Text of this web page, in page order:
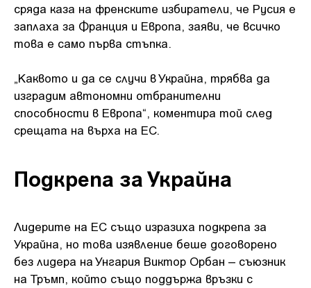
сряда каза на френските избиратели, че Русия е
заплаха за Франция и Европа, заяви, че всичко
това е само първа стъпка.
„Каквото и да се случи в Украйна, трябва да
изградим автономни отбранителни
способности в Европа“, коментира той след
срещата на върха на ЕС.
Подкрепа за Украйна
Лидерите на ЕС също изразиха подкрепа за
Украйна, но това изявление беше договорено
без лидера на Унгария Виктор Орбан – съюзник
на Тръмп, който също поддържа връзки с